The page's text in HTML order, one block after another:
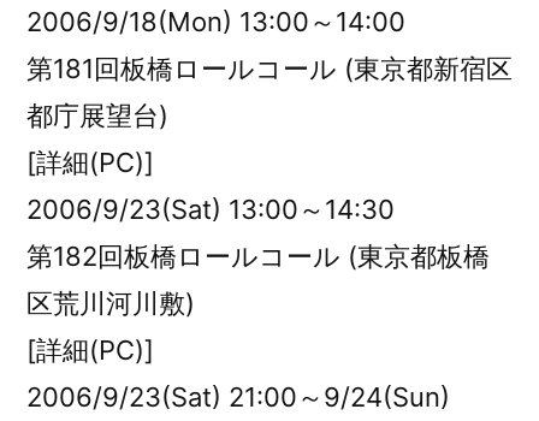
2006/9/18(Mon) 13:00～14:00
第181回板橋ロールコール (東京都新宿区
都庁展望台)
[詳細(PC)]
2006/9/23(Sat) 13:00～14:30
第182回板橋ロールコール (東京都板橋
区荒川河川敷)
[詳細(PC)]
2006/9/23(Sat) 21:00～9/24(Sun)